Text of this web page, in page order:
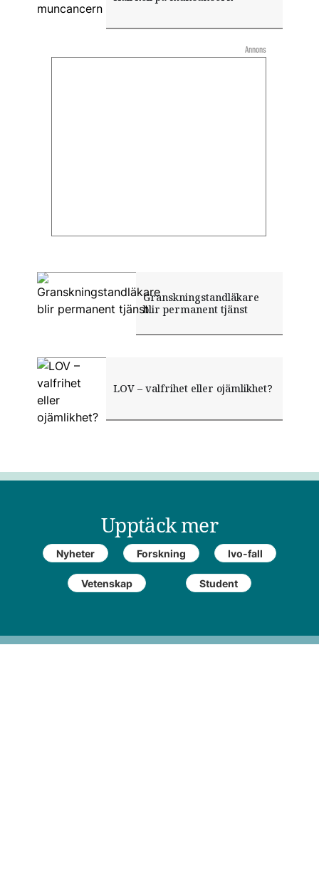
Granskningstandläkare
blir permanent tjänst
LOV – valfrihet eller ojämlikhet?
Upptäck mer
Nyheter Forskning Ivo-fall
Vetenskap Student
Annons